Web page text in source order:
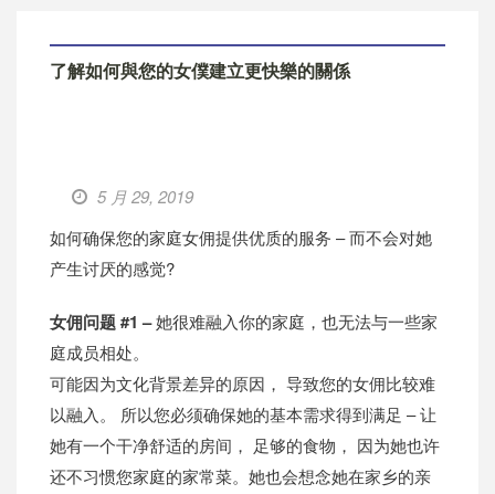
了解如何與您的女僕建立更快樂的關係
5 月 29, 2019
如何确保您的家庭女佣提供优质的服务 – 而不会对她
产生讨厌的感觉?
女佣问题 #1 –她很难融入你的家庭，也无法与一些家
庭成员相处。
可能因为文化背景差异的原因， 导致您的女佣比较难
以融入。 所以您必须确保她的基本需求得到满足 – 让
她有一个干净舒适的房间， 足够的食物， 因为她也许
还不习惯您家庭的家常菜。她也会想念她在家乡的亲